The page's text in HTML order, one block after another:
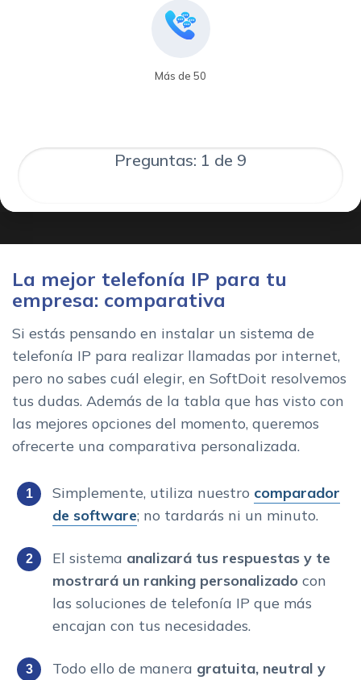
Más de 50
Preguntas: 1 de 9
La mejor telefonía IP para tu
empresa: comparativa
Si estás pensando en instalar un sistema de
telefonía IP para realizar llamadas por internet,
pero no sabes cuál elegir, en SoftDoit resolvemos
tus dudas. Además de la tabla que has visto con
las mejores opciones del momento, queremos
ofrecerte una comparativa personalizada.
Simplemente, utiliza nuestro comparador
de software; no tardarás ni un minuto.
El sistema analizará tus respuestas y te
mostrará un ranking personalizado con
las soluciones de telefonía IP que más
encajan con tus necesidades.
Todo ello de manera gratuita, neutral y